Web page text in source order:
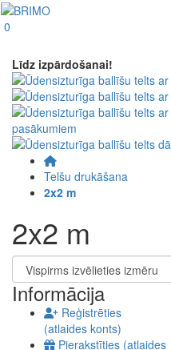
0
Līdz izpārdošanai!
Telšu drukāšana
2x2 m
2x2 m
Informācija
Reģistrēties
(atlaides konts)
Pierakstīties (atlaides